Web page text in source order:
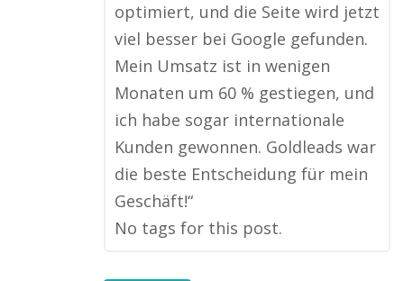
optimiert, und die Seite wird jetzt
viel besser bei Google gefunden.
Mein Umsatz ist in wenigen
Monaten um 60 % gestiegen, und
ich habe sogar internationale
Kunden gewonnen. Goldleads war
die beste Entscheidung für mein
Geschäft!“
No tags for this post.